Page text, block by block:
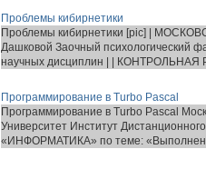
Проблемы кибирнетики
Проблемы кибирнетики [pic] |
Дашковой Заочный психологический
научных дисциплин | | КОНТРОЛЬНАЯ
Программирование в Turbo Pascal
Программирование в Turbo Pascal
Университет Институт
«ИНФОРМАТИКА» по теме: